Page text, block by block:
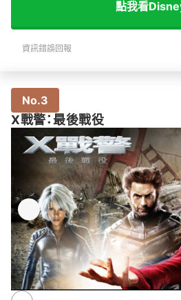
點我看
資訊錯誤回報
No.3
X戰警：最後戰役